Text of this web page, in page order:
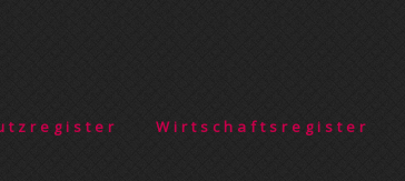
Wirtschaftsregister